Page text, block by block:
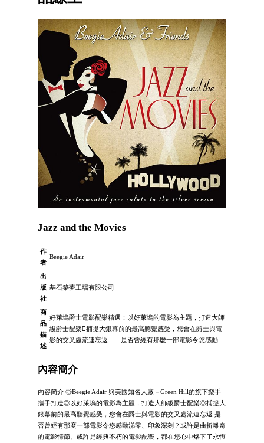
Jazz and the Movies
作
者
Beegie Adair
出
版
社
基石築夢工場有限公司
商
品
描
述
好萊塢爵士電影配樂精選：以好萊塢的電影為主題，打造大師
級爵士配樂捕捉大銀幕前的最高聽覺感受，您會在爵士與電
影的交叉處流連忘返 是否曾經有那麼一部電影令您感動
內容簡介
內容簡介 ◎Beegie Adair 與美國知名大廠－Green Hill的旗下樂手
攜手打造◎以好萊塢的電影為主題，打造大師級爵士配樂◎捕捉大
銀幕前的最高聽覺感受，您會在爵士與電影的交叉處流連忘返 是
否曾經有那麼一部電影令您感動涕零、印象深刻？或許是曲折離奇
的電影情節、或許是經典不朽的電影配樂，都在您心中烙下了永恆